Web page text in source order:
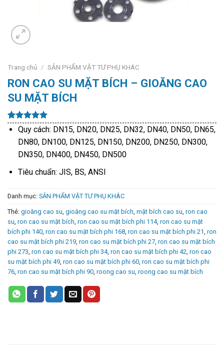
Trang chủ / SẢN PHẨM VẬT TƯ PHỤ KHÁC
RON CAO SU MẶT BÍCH – GIOĂNG CAO
SU MẶT BÍCH
5.00trên 5
dựa trên
9
đánh giá
Quy cách: DN15, DN20, DN25, DN32, DN40, DN50, DN65,
DN80, DN100, DN125, DN150, DN200, DN250, DN300,
DN350, DN400, DN450, DN500
Tiêu chuẩn: JIS, BS, ANSI
Danh mục: SẢN PHẨM VẬT TƯ PHỤ KHÁC
Thẻ: gioăng cao su, gioăng cao su mặt bích, mặt bích cao su, ron cao
su, ron cao su mặt bích, ron cao su mặt bích phi 114, ron cao su mặt
bích phi 140, ron cao su mặt bích phi 168, ron cao su mặt bích phi 21, ron
cao su mặt bích phi 219, ron cao su mặt bích phi 27, ron cao su mặt bích
phi 273, ron cao su mặt bích phi 34, ron cao su mặt bích phi 42, ron cao
su mặt bích phi 49, ron cao su mặt bích phi 60, ron cao su mặt bích phi
76, ron cao su mặt bích phi 90, roong cao su, roong cao su mặt bích